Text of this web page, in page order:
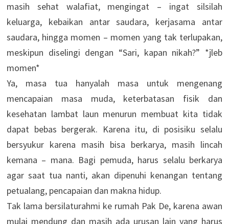
masih sehat walafiat, mengingat – ingat silsilah
keluarga, kebaikan antar saudara, kerjasama antar
saudara, hingga momen – momen yang tak terlupakan,
meskipun diselingi dengan “Sari, kapan nikah?” *jleb
momen*
Ya, masa tua hanyalah masa untuk mengenang
mencapaian masa muda, keterbatasan fisik dan
kesehatan lambat laun menurun membuat kita tidak
dapat bebas bergerak. Karena itu, di posisiku selalu
bersyukur karena masih bisa berkarya, masih lincah
kemana – mana. Bagi pemuda, harus selalu berkarya
agar saat tua nanti, akan dipenuhi kenangan tentang
petualang, pencapaian dan makna hidup.
Tak lama bersilaturahmi ke rumah Pak De, karena awan
mulai mendung dan masih ada urusan lain yang harus